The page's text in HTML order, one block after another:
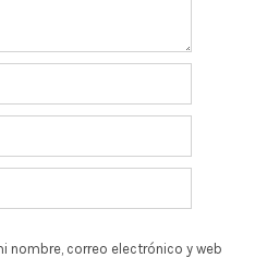
nombre, correo electrónico y web